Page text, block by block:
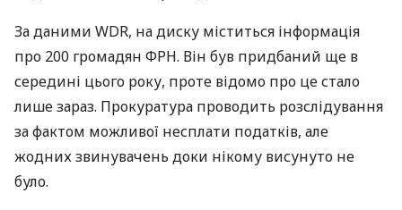
За даними WDR, на диску міститься інформація
про 200 громадян ФРН. Він був придбаний ще в
середині цього року, проте відомо про це стало
лише зараз. Прокуратура проводить розслідування
за фактом можливої несплати податків, але
жодних звинувачень доки нікому висунуто не
було.